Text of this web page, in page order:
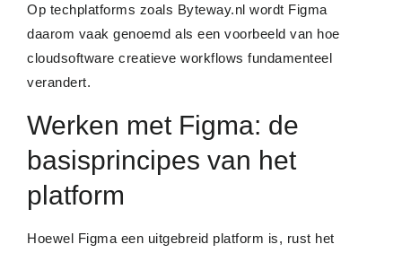
Op techplatforms zoals Byteway.nl wordt Figma
daarom vaak genoemd als een voorbeeld van hoe
cloudsoftware creatieve workflows fundamenteel
verandert.
Werken met Figma: de
basisprincipes van het
platform
Hoewel Figma een uitgebreid platform is, rust het